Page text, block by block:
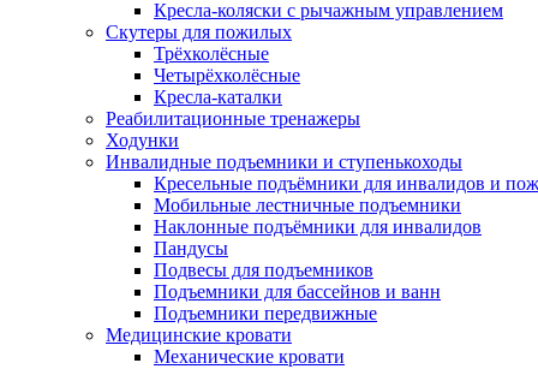
Кресла-коляски с рычажным управлением
Скутеры для пожилых
Трёхколёсные
Четырёхколёсные
Кресла-каталки
Реабилитационные тренажеры
Ходунки
Инвалидные подъемники и ступенькоходы
Кресельные подъёмники для инвалидов и
Мобильные лестничные подъемники
Наклонные подъёмники для инвалидов
Пандусы
Подвесы для подъемников
Подъемники для бассейнов и ванн
Подъемники передвижные
Медицинские кровати
Механические кровати